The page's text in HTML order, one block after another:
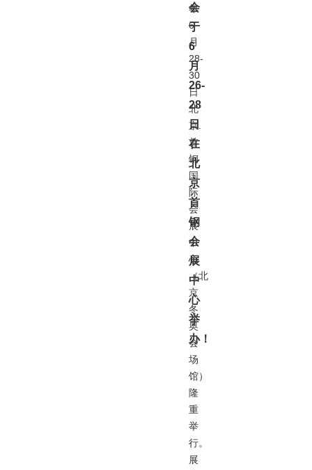
会
于
6
月
26-
28
日
在
北
京
首
钢
会
展
中
心
举
办！
年
6
月
28-
30
日
北
京.
首
钢
国
际
会
展
中
心
（北
京
冬
奥
会
场
馆）
隆
重
举
行。
展